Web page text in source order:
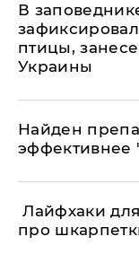
В
птицы,
Украины
Найден
эффективнее
Лайфхаки
про